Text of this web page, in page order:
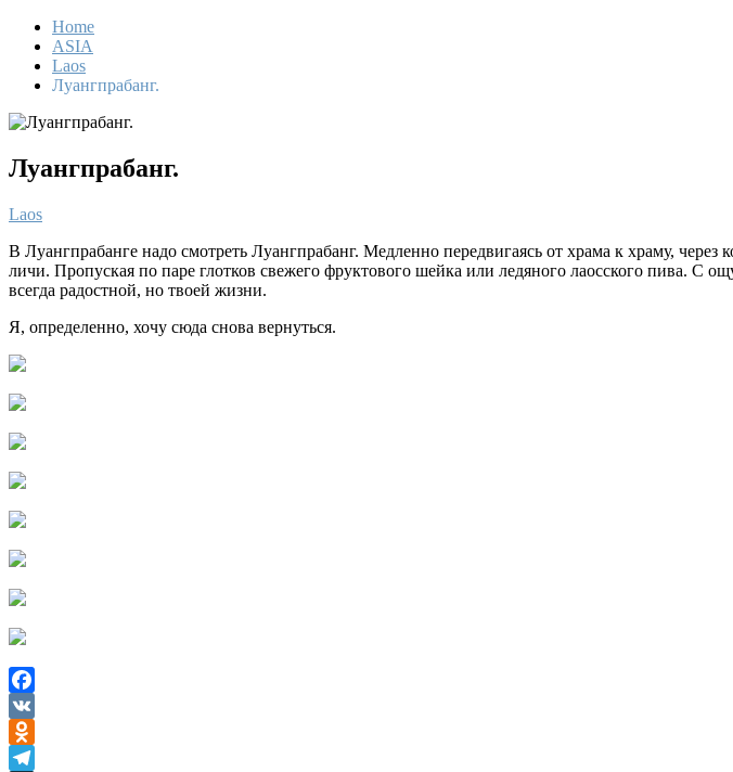
Home
ASIA
Laos
Луангпрабанг.
Луангпрабанг.
Laos
В Луангпрабанге надо смотреть Луангпрабанг. Медленно передвигаясь от храма к храму,
личи. Пропуская по паре глотков свежего фруктового шейка или ледяного лаосского пива. С
всегда радостной, но твоей жизни.
Я, определенно, хочу сюда снова вернуться.
Facebook
VK
Odnoklassniki